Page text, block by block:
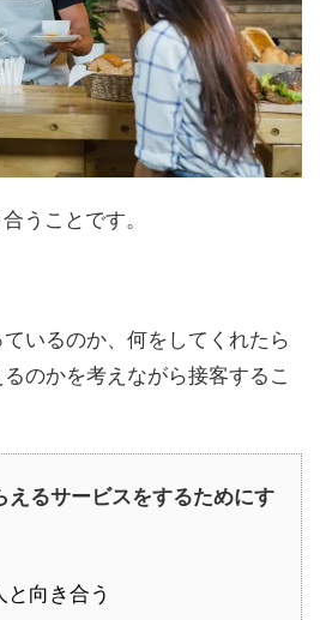
うことです。
いるのか、何をしてくれたら
のかを考えながら接客するこ
えるサービスをするためにす
と向き合う